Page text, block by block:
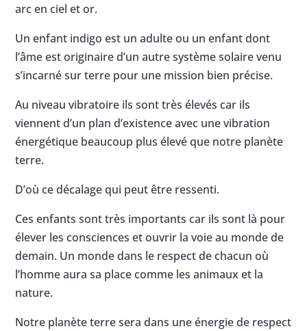
arc en ciel et or.
Un enfant indigo est un adulte ou un enfant dont
l’âme est originaire d’un autre système solaire venu
s’incarné sur terre pour une mission bien précise.
Au niveau vibratoire ils sont très élevés car ils
viennent d’un plan d’existence avec une vibration
énergétique beaucoup plus élevé que notre planète
terre.
D’où ce décalage qui peut être ressenti.
Ces enfants sont très importants car ils sont là pour
élever les consciences et ouvrir la voie au monde de
demain. Un monde dans le respect de chacun où
l’homme aura sa place comme les animaux et la
nature.
Notre planète terre sera dans une énergie de respect